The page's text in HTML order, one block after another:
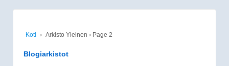
Koti › Arkisto Yleinen › Page 2
Blogiarkistot